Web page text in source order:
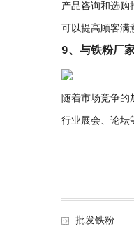
产品咨询和选购
可以提高顾客满
9、与铁粉厂
随着市场竞争
行业展会、论坛
批发铁粉